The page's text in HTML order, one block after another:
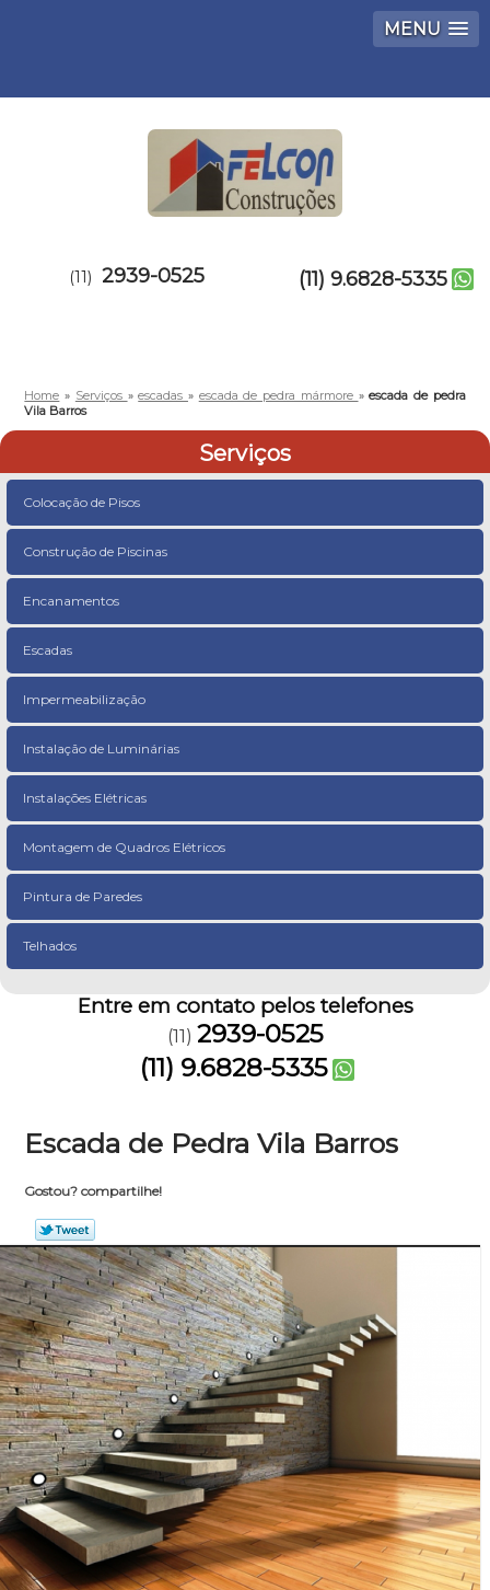
MENU
(11) 2939-0525 (11) 9.6828-5335
Home » Serviços »escadas » escada de pedra mármore »escada de pedra
Vila Barros
Serviços
Colocação de Pisos
Construção de Piscinas
Encanamentos
Escadas
Impermeabilização
Instalação de Luminárias
Instalações Elétricas
Montagem de Quadros Elétricos
Pintura de Paredes
Telhados
Entre em contato pelos telefones
(11) 2939-0525
(11) 9.6828-5335
Escada de Pedra Vila Barros
Gostou? compartilhe!